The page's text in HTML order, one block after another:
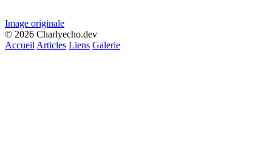
Image originale
© 2026 Charlyecho.dev
Accueil Articles Liens Galerie